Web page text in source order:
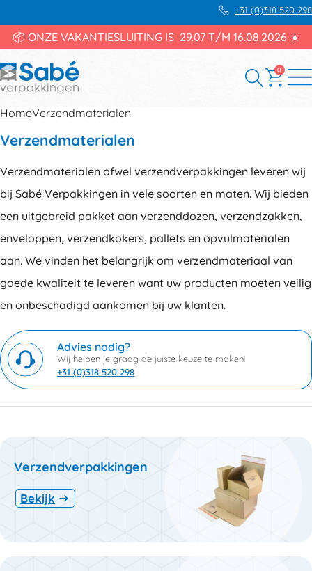
+31 (0)318 520 298
📦 ONZE VAKANTIESLUITING IS 29.07 T/M 16.08.2026 ☀️
0
HomeVerzendmaterialen
Verzendmaterialen
Verzendmaterialen ofwel verzendverpakkingen leveren wij
bij Sabé Verpakkingen in vele soorten en maten. Wij bieden
een uitgebreid pakket aan verzenddozen, verzendzakken,
enveloppen, verzendkokers, pallets en opvulmaterialen
aan. We vinden het belangrijk om verzendmateriaal van
goede kwaliteit te leveren want uw producten moeten veilig
en onbeschadigd aankomen bij uw klanten.
Advies nodig?
Wij helpen je graag de juiste keuze te maken!
+31 (0)318 520 298
Verzendverpakkingen
Bekijk